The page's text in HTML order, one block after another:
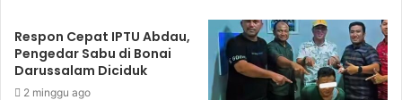
Respon Cepat IPTU Abdau,
Pengedar Sabu di Bonai
Darussalam Diciduk
2 minggu ago